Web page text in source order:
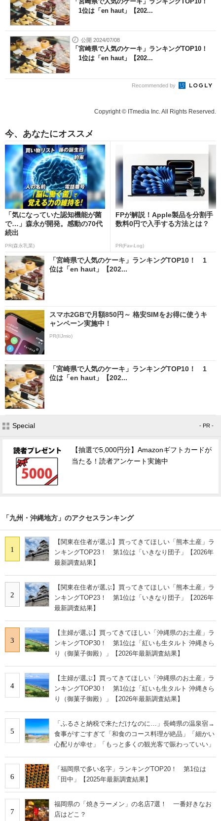
1位は「en haut」【202...
公開 2024/07/08
「宮崎県で人気のケーキ」ランキングTOP10！
1位は「en haut」【202...
Recommended by
Copyright © ITmedia Inc. All Rights Reserved.
今、あなたにオススメ
「気になっていた認知機能が菌
で…」森永が開発。感動の70代
続出
PR(森永乳業)
FPが解説！Apple製品を分割手
数料0円で入手する方法とは？
PR(Fav-Log)
「宮崎県で人気のケーキ」ランキングTOP10！ 1
位は「en haut」【202...
スマホ2GBで月額850円～ 格安SIMをお得に使うキ
ャンペーン実施中！
PR(IIJmio)
「宮崎県で人気のケーキ」ランキングTOP10！ 1
位は「en haut」【202...
Special - PR -
【抽選で5,000円分】Amazonギフトカードが
当たる！読者アンケート実施中
「九州・沖縄地方」のアクセスランキング
1
【関東在住者が選ぶ】買ってきてほしい「熊本土産」ラ
ンキングTOP23！ 第1位は「いきなり団子」【2026年
最新調査結果】
2
【関東在住者が選ぶ】買ってきてほしい「熊本土産」ラ
ンキングTOP23！ 第1位は「いきなり団子」【2026年
最新調査結果】
3
【主婦が選ぶ】買ってきてほしい「沖縄県のお土産」ラ
ンキングTOP30！ 第1位は「紅いも生タルト 沖縄きら
り（御菓子御殿）」【2026年最新調査結果】
4
【主婦が選ぶ】買ってきてほしい「沖縄県のお土産」ラ
ンキングTOP30！ 第1位は「紅いも生タルト 沖縄きら
り（御菓子御殿）」【2026年最新調査結果】
5
「ふるさと納税で来ただけなのに…」長崎県の温泉宿→
食事がすごすぎて「和食のコース料理が絶品」「細かい
心配りが幸せ」「もっと多くの観光客で賑わっていい」
6
「福岡県で多い名字」ランキングTOP20！ 第1位は
「田中」【2025年最新調査結果】
7
福岡県の「焼きラーメン」の名店7選！ 一番好きなお
店はどこ？